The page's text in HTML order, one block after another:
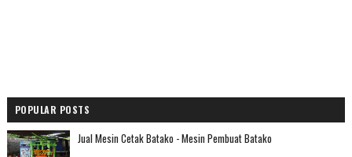
POPULAR POSTS
Jual Mesin Cetak Batako - Mesin Pembuat Batako